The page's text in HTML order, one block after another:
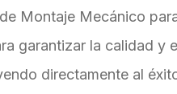
Montaje Mecánico
garantizar la calidad y
directamente al